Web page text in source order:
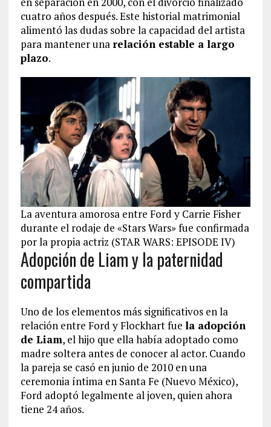
cuatro años después. Este historial matrimonial
alimentó las dudas sobre la capacidad del artista
para mantener una relación estable a largo
plazo.
La aventura amorosa entre Ford y Carrie Fisher
durante el rodaje de «Stars Wars» fue confirmada
por la propia actriz (STAR WARS: EPISODE IV)
Adopción de Liam y la paternidad
compartida
Uno de los elementos más significativos en la
relación entre Ford y Flockhart fue la adopción
de Liam, el hijo que ella había adoptado como
madre soltera antes de conocer al actor. Cuando
la pareja se casó en junio de 2010 en una
ceremonia íntima en Santa Fe (Nuevo México),
Ford adoptó legalmente al joven, quien ahora
tiene 24 años.